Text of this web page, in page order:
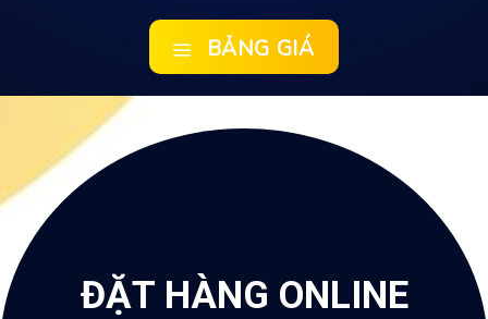
BẢNG GIÁ
ĐẶT HÀNG ONLINE